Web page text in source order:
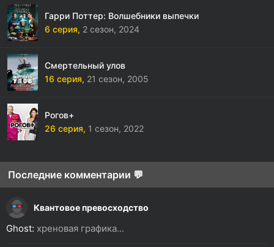
Гарри Поттер: Волшебники выпечки
6 серия, 2 сезон, 2024
Смертельный улов
16 серия, 21 сезон, 2005
Рогов+
26 серия, 1 сезон, 2022
Последние комментарии 💬
Квантовое превосходство
Ghost: хреновая графика...